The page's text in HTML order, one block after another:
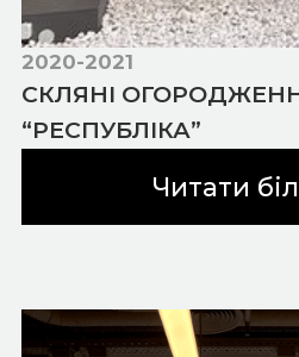
2020-2021
СКЛЯНІ
“РЕСПУБЛІКА”
Читати